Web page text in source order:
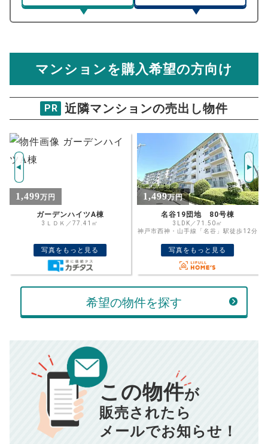
総支払額シミュレーション
物件価格
万円
ご希望の
返済期間
年
住宅ローン
金利
%
ボーナス
返済金額
万円
万円
返済シミュレーション計算結果
毎月の支払額 834
年間の支払額 10,005 円
マンション売却シミュレーター
ワコーレ須磨月見山アルジェ
推定売却価格： 3815 万円
資金計画のために査定額や希望売却価
格を入力して活用するのもおすすめ◎
計算する
00万円
■仲介手数料／ 00万円
■売買契約書印紙／ 0
■抵当権抹消費用／0万円
※購入価格よりも売却価格が高い場合、譲渡所得税が発生する
場合がございます。詳しくは最寄りの税務署などにご確認く
マンションを購入希望の方向け
PR 近隣マンションの売出し物件
1,499万円
名谷19団地 80号棟
3LDK／71.50㎡
写真をもっと見る
1,500万円
4LDK／112.90㎡
神戸市西神・山手線「名谷」駅バス12分
写真をもっと見る
希望の物件を探す
この物件が
販売されたら
メールでお知らせ！